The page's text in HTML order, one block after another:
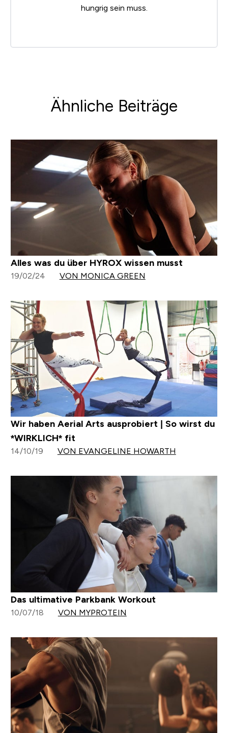
hungrig sein muss.
Ähnliche Beiträge
Alles was du über HYROX wissen musst
19/02/24 VON MONICA GREEN
Wir haben Aerial Arts ausprobiert | So wirst du
*WIRKLICH* fit
14/10/19 VON EVANGELINE HOWARTH
Das ultimative Parkbank Workout
10/07/18 VON MYPROTEIN